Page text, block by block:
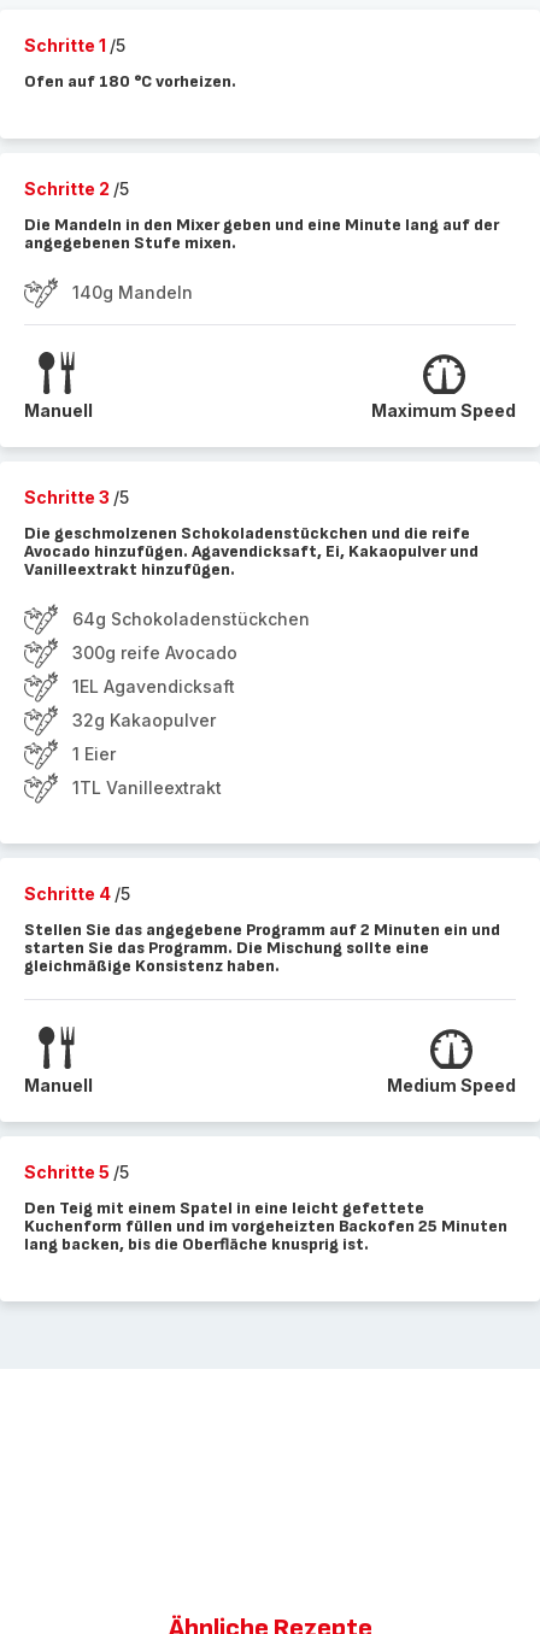
Schritte 1 /5
Ofen auf 180 °C vorheizen.
Schritte 2 /5
Die Mandeln in den Mixer geben und eine Minute lang auf der
angegebenen Stufe mixen.
140g Mandeln
Manuell Maximum Speed
Schritte 3 /5
Die geschmolzenen Schokoladenstückchen und die reife
Avocado hinzufügen. Agavendicksaft, Ei, Kakaopulver und
Vanilleextrakt hinzufügen.
64g Schokoladenstückchen
300g reife Avocado
1EL Agavendicksaft
32g Kakaopulver
1 Eier
1TL Vanilleextrakt
Schritte 4 /5
Stellen Sie das angegebene Programm auf 2 Minuten ein und
starten Sie das Programm. Die Mischung sollte eine
gleichmäßige Konsistenz haben.
Manuell Medium Speed
Schritte 5 /5
Den Teig mit einem Spatel in eine leicht gefettete
Kuchenform füllen und im vorgeheizten Backofen 25 Minuten
lang backen, bis die Oberfläche knusprig ist.